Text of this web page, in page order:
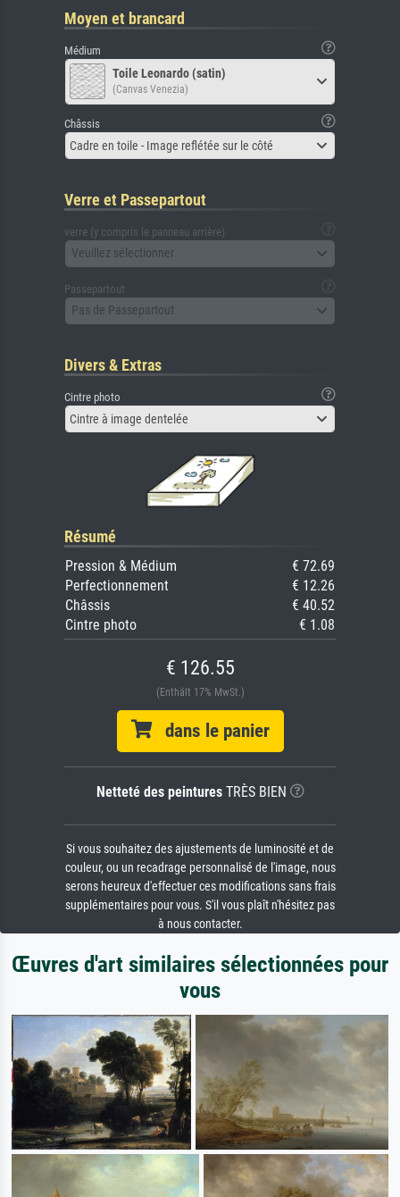
Moyen et brancard
Médium
Toile Leonardo (satin)
(Canvas Venezia)
Châssis
Cadre en toile - Image reflétée sur le côté
Verre et Passepartout
verre (y compris le panneau arrière)
Veuillez sélectionner
Passepartout
Pas de Passepartout
Divers & Extras
Cintre photo
Cintre à image dentelée
Résumé
Pression & Médium
€ 72.69
Perfectionnement
€ 12.26
Châssis
€ 40.52
Cintre photo
€ 1.08
€ 126.55
(Enthält 17% MwSt.)
dans le panier
Netteté des peinturesTRÈS BIEN
Si vous souhaitez des ajustements de luminosité et de
couleur, ou un recadrage personnalisé de l'image, nous
serons heureux d'effectuer ces modifications sans frais
supplémentaires pour vous. S'il vous plaît n'hésitez pas
à nous contacter.
Œuvres d'art similaires sélectionnées pour
vous